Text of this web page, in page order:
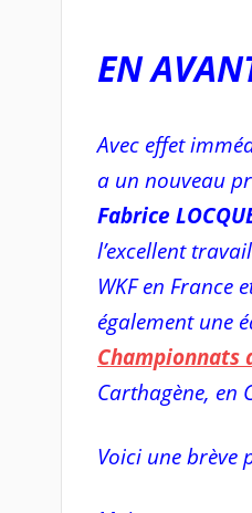
EN
Avec effet
a un nouveau
Fabrice
l’excellent
WKF en France
également une
Championnats
Carthagène, en
Voici une brève